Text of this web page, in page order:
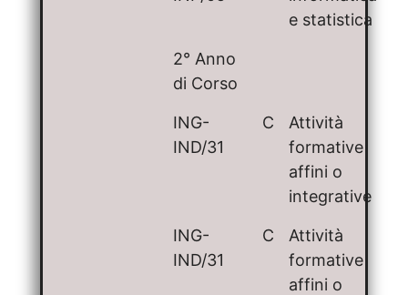
e statistica
2° Anno
di Corso
ING-
IND/31
C
Attività
formative
affini o
integrative
ING-
IND/31
C
Attività
formative
affini o